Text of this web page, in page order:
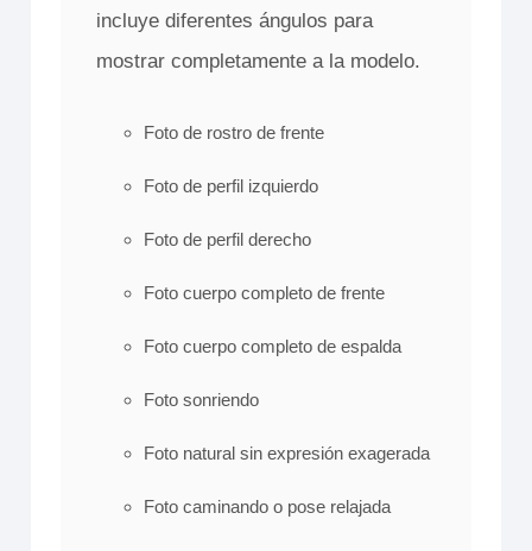
incluye diferentes ángulos para
mostrar completamente a la modelo.
Foto de rostro de frente
Foto de perfil izquierdo
Foto de perfil derecho
Foto cuerpo completo de frente
Foto cuerpo completo de espalda
Foto sonriendo
Foto natural sin expresión exagerada
Foto caminando o pose relajada